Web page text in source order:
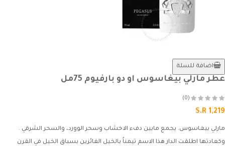
اضافة للسلة
عطر مارلي بيغاسوس او دو بارفيوم 75مل
(0)
S.R 1,219
مارلي بيغاسوس. يجمع مابين دفء الاخشاب وسحر الوورد، والسحر الشرقي .
وكعادتها اطلقت الدار هذا الاسم تيمناً بالخيل الفائزين بسباق الخيل في القرن